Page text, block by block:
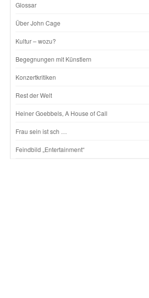
SKIP
CONTENT
Glossar
Über John Cage
Kultur – wozu?
Begegnungen mit Künstlern
Konzertkritiken
Rest der Welt
Heiner Goebbels, A House of Call
Frau sein ist sch …
Feindbild „Entertainment“